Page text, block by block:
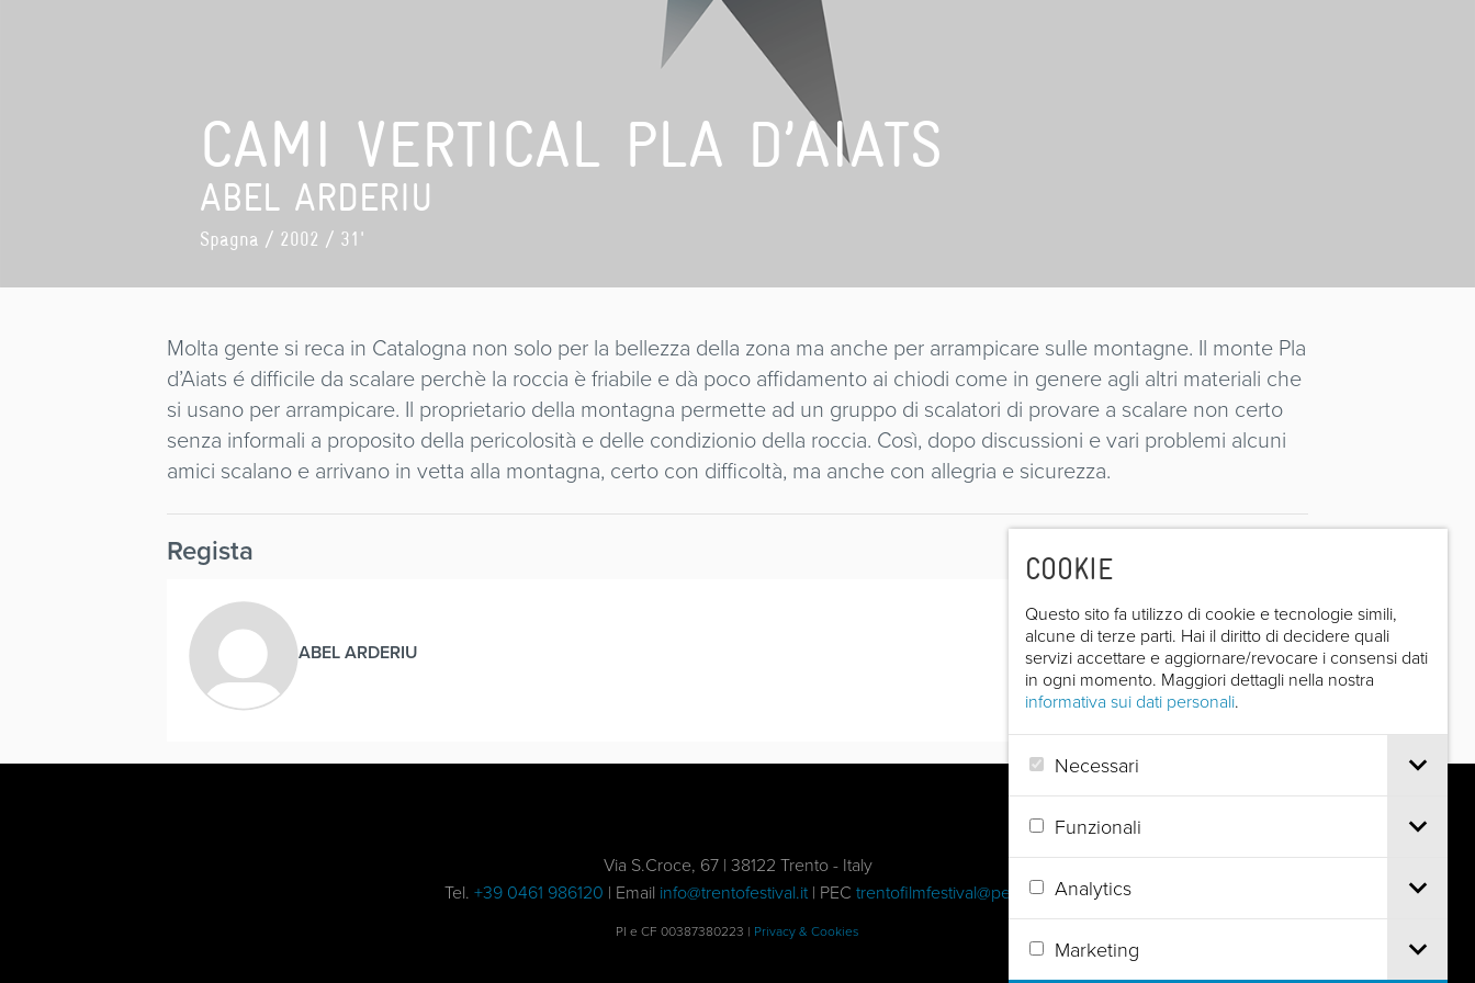
COOKIE
Questo sito fa utilizzo di cookie e tecnologie simili,
alcune di terze parti. Hai il diritto di decidere quali
servizi accettare e aggiornare/revocare i consensi dati
in ogni momento. Maggiori dettagli nella nostra
informativa sui dati personali.
Necessari
Funzionali
Analytics
Marketing
CAMI VERTICAL PLA D’AIATS
ABEL ARDERIU
Spagna / 2002 / 31'
Molta gente si reca in Catalogna non solo per la bellezza della zona ma anche per arrampicare sulle montagne. Il monte Pla
d’Aiats é difficile da scalare perchè la roccia è friabile e dà poco affidamento ai chiodi come in genere agli altri materiali che
si usano per arrampicare. Il proprietario della montagna permette ad un gruppo di scalatori di provare a scalare non certo
senza informali a proposito della pericolosità e delle condizionio della roccia. Così, dopo discussioni e vari problemi alcuni
amici scalano e arrivano in vetta alla montagna, certo con difficoltà, ma anche con allegria e sicurezza.
Regista
ABEL ARDERIU
Via S.Croce, 67 | 38122 Trento - Italy
Tel. +39 0461 986120 | Email info@trentofestival.it| PEC trentofilmfestival@pec.it
PI e CF 00387380223 | Privacy & Cookies